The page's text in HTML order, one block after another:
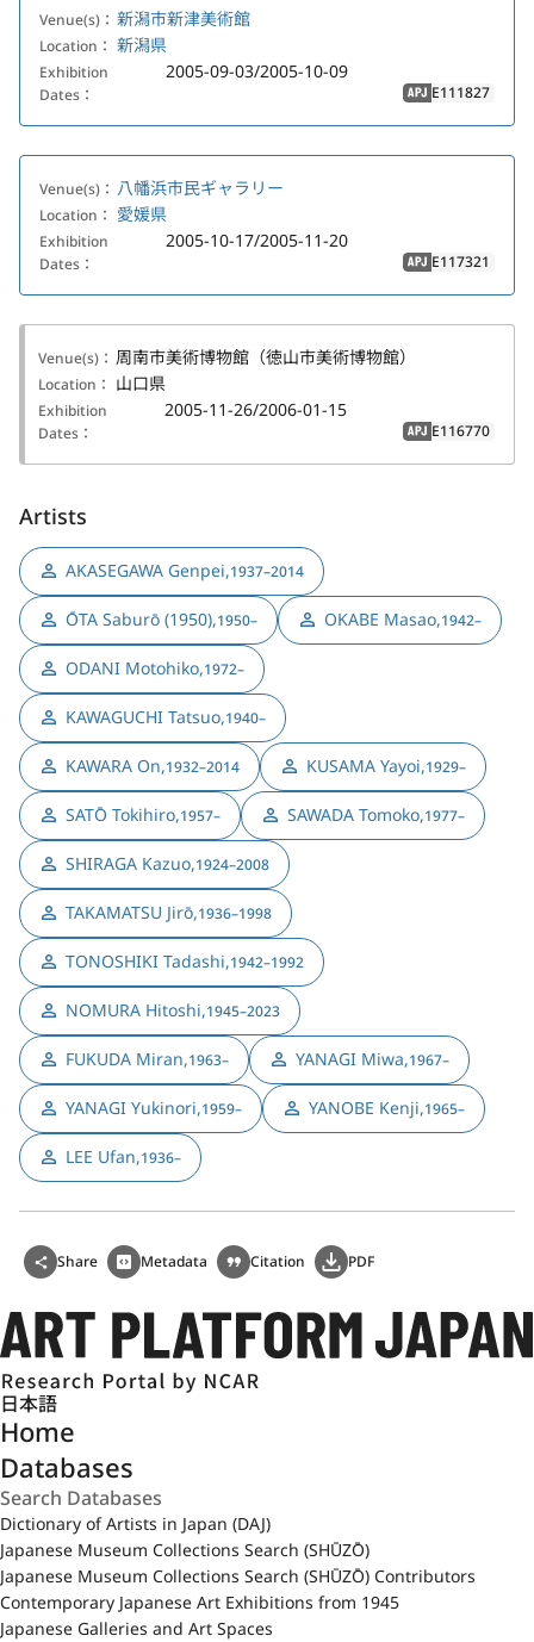
Venue(s)： 新潟市新津美術館
Location： 新潟県
Exhibition
Dates：
2005-09-03/2005-10-09
APJ E111827
Venue(s)： 八幡浜市民ギャラリー
Location： 愛媛県
Exhibition
Dates：
2005-10-17/2005-11-20
APJ E117321
Venue(s)： 周南市美術博物館（徳山市美術博物館）
Location： 山口県
Exhibition
Dates：
2005-11-26/2006-01-15
APJ E116770
Artists
AKASEGAWA Genpei,1937–2014
ŌTA Saburō (1950),1950– OKABE Masao,1942–
ODANI Motohiko,1972–
KAWAGUCHI Tatsuo,1940–
KAWARA On,1932–2014 KUSAMA Yayoi,1929–
SATŌ Tokihiro,1957– SAWADA Tomoko,1977–
SHIRAGA Kazuo,1924–2008
TAKAMATSU Jirō,1936–1998
TONOSHIKI Tadashi,1942–1992
NOMURA Hitoshi,1945–2023
FUKUDA Miran,1963– YANAGI Miwa,1967–
YANAGI Yukinori,1959– YANOBE Kenji,1965–
LEE Ufan,1936–
Share Metadata Citation PDF
日本語
Home
Databases
Dictionary of Artists in Japan (DAJ)
Japanese Museum Collections Search (SHŪZŌ)
Japanese Museum Collections Search (SHŪZŌ) Contributors
Contemporary Japanese Art Exhibitions from 1945
Japanese Galleries and Art Spaces